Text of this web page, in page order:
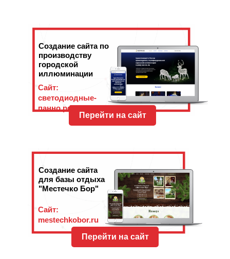
Создание сайта по
производству
городской
иллюминации
Перейти на сайт
Сайт:
светодиодные-
панно.рф
Создание сайта
для базы отдыха
"Местечко Бор"
Перейти на сайт
Сайт:
mestechkobor.ru